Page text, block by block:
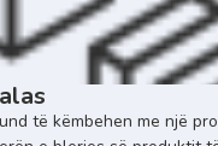
të këmbehen me një